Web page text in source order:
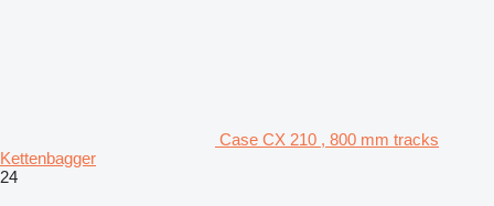
Case CX 210 , 800 mm tracks
Kettenbagger
24